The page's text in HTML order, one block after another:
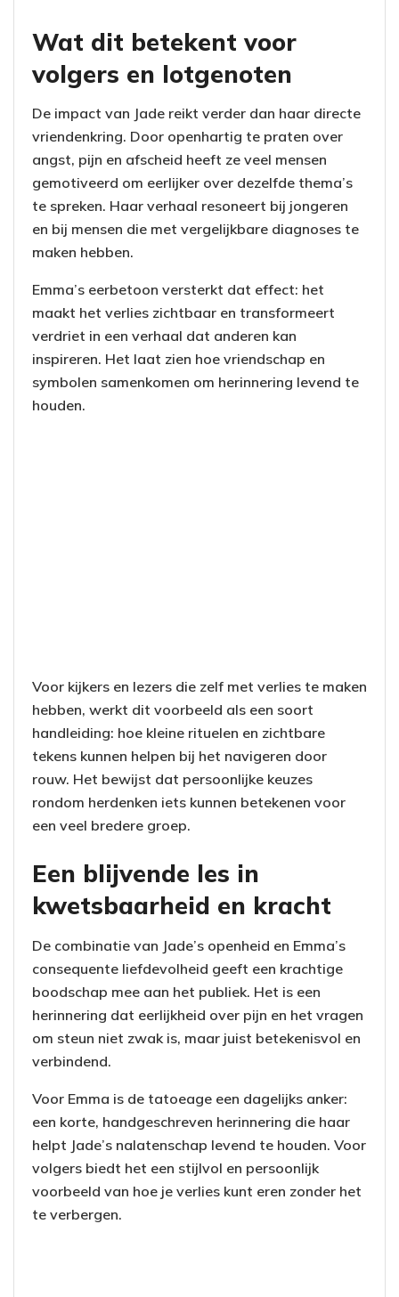
Wat dit betekent voor
volgers en lotgenoten
De impact van Jade reikt verder dan haar directe
vriendenkring. Door openhartig te praten over
angst, pijn en afscheid heeft ze veel mensen
gemotiveerd om eerlijker over dezelfde thema’s
te spreken. Haar verhaal resoneert bij jongeren
en bij mensen die met vergelijkbare diagnoses te
maken hebben.
Emma’s eerbetoon versterkt dat effect: het
maakt het verlies zichtbaar en transformeert
verdriet in een verhaal dat anderen kan
inspireren. Het laat zien hoe vriendschap en
symbolen samenkomen om herinnering levend te
houden.
Voor kijkers en lezers die zelf met verlies te maken
hebben, werkt dit voorbeeld als een soort
handleiding: hoe kleine rituelen en zichtbare
tekens kunnen helpen bij het navigeren door
rouw. Het bewijst dat persoonlijke keuzes
rondom herdenken iets kunnen betekenen voor
een veel bredere groep.
Een blijvende les in
kwetsbaarheid en kracht
De combinatie van Jade’s openheid en Emma’s
consequente liefdevolheid geeft een krachtige
boodschap mee aan het publiek. Het is een
herinnering dat eerlijkheid over pijn en het vragen
om steun niet zwak is, maar juist betekenisvol en
verbindend.
Voor Emma is de tatoeage een dagelijks anker:
een korte, handgeschreven herinnering die haar
helpt Jade’s nalatenschap levend te houden. Voor
volgers biedt het een stijlvol en persoonlijk
voorbeeld van hoe je verlies kunt eren zonder het
te verbergen.